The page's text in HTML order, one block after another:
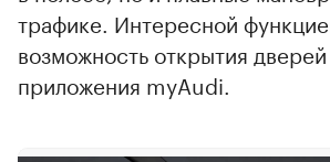
трафике. Интересной
возможность открытия
приложения myAudi.